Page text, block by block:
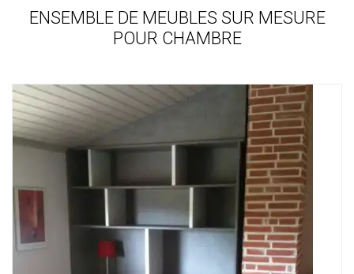
ENSEMBLE DE MEUBLES SUR MESURE
POUR CHAMBRE